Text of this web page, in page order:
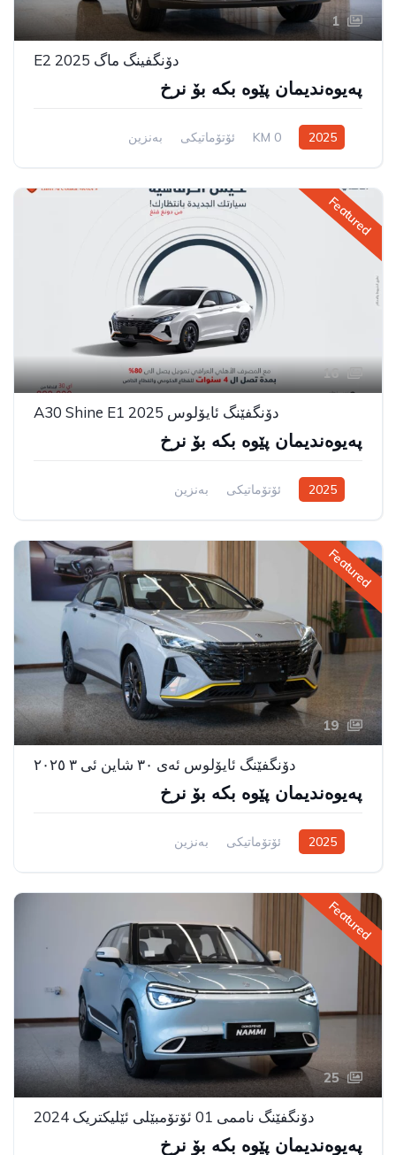
1
دۆنگفینگ ماگ E2 2025
پەیوەندیمان پێوە بکە بۆ نرخ
2025
0 KM ئۆتۆماتیکی
بەنزین
Featured
16
دۆنگفێنگ ئایۆلوس A30 Shine E1 2025
پەیوەندیمان پێوە بکە بۆ نرخ
2025 ئۆتۆماتیکی
بەنزین
Featured
19
دۆنگفێنگ ئایۆلوس ئەی ٣٠ شاین ئی ٣ ٢٠٢٥
پەیوەندیمان پێوە بکە بۆ نرخ
2025 ئۆتۆماتیکی
بەنزین
Featured
25
دۆنگفێنگ ناممی 01 ئۆتۆمبێلی ئێلیکتریک 2024
پەیوەندیمان پێوە بکە بۆ نرخ